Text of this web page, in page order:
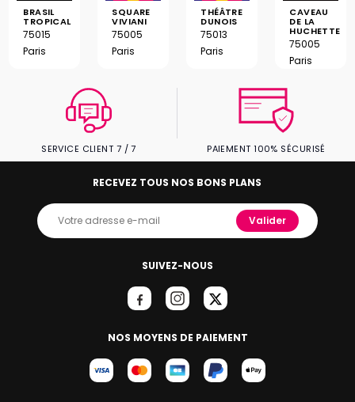
BRASIL
TROPICAL
75015
Paris
SQUARE
VIVIANI
75005
Paris
THÉÂTRE
DUNOIS
75013
Paris
CAVEAU
DE LA
HUCHETTE
75005
Paris
SERVICE CLIENT 7 / 7 PAIEMENT 100% SÉCURISÉ
SUIVEZ-NOUS
NOS MOYENS DE PAIEMENT
RECEVEZ TOUS NOS BONS PLANS
Valider